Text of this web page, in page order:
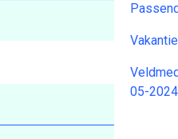
05-2024